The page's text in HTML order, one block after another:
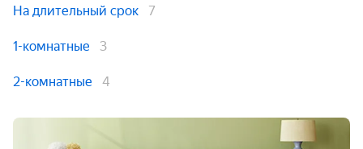
На длительный срок 7
1-комнатные 3
2-комнатные 4